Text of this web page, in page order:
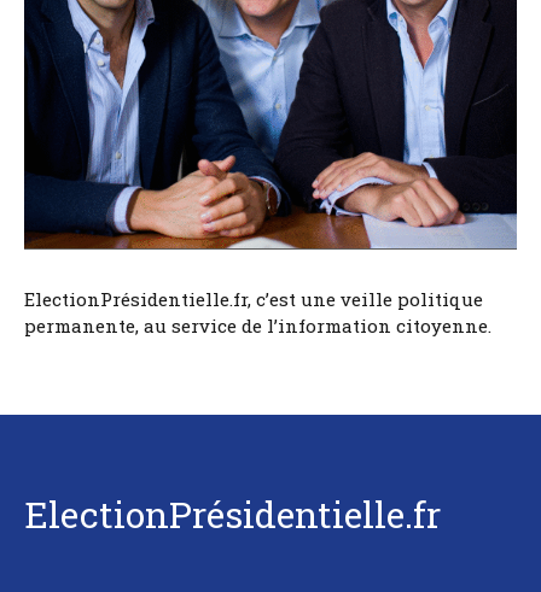
ElectionPrésidentielle.fr, c’est une veille politique
permanente, au service de l’information citoyenne.
ElectionPrésidentielle.fr